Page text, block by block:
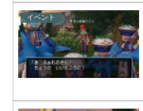
イベント